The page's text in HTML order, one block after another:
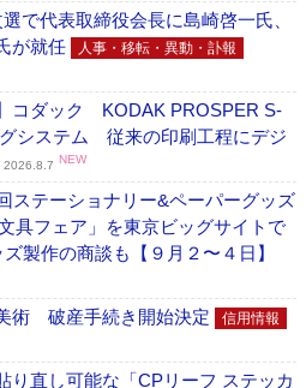
で代表取締役会長に島崎啓一氏、
が就任
人事・移転・異動・訃報
コダック KODAK PROSPER S-
システム 従来の印刷工程にデジ
2026.8.7 NEW
テーショナリー&ペーパーグッズ
具フェア」を東京ビッグサイトで
製作の商談も【９月２〜４日】
術 破産手続き開始決定 信用情報
直し可能な「CPリーフ ステッカ